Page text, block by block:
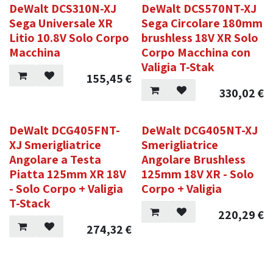
DeWalt DCS310N-XJ
Sega Universale XR
Litio 10.8V Solo Corpo
Macchina
155,45€
DeWalt DCS570NT-XJ
Sega Circolare 180mm
brushless 18V XR Solo
Corpo Macchina con
Valigia T-Stak
330,02€
DeWalt DCG405FNT-
XJ Smerigliatrice
Angolare a Testa
Piatta 125mm XR 18V
- Solo Corpo + Valigia
T-Stack
274,32€
DeWalt DCG405NT-XJ
Smerigliatrice
Angolare Brushless
125mm 18V XR - Solo
Corpo + Valigia
220,29€